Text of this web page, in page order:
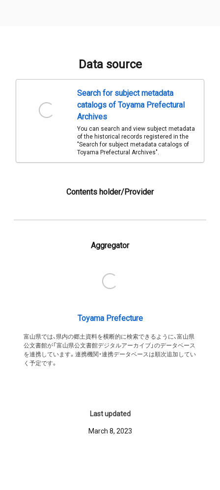
Data source
Search for subject metadata
catalogs of Toyama Prefectural
Archives
You can search and view subject metadata
of the historical records registered in the
"Search for subject metadata catalogs of
Toyama Prefectural Archives".
Contents holder/Provider
Aggregator
Toyama Prefecture
富山県では、県内の郷土資料を横断的に検索できるように、富山県
公文書館が「富山県公文書館デジタルアーカイブ」のデータベース
を連携しています。連携機関・連携データベースは順次追加してい
く予定です。
Last updated
March 8, 2023